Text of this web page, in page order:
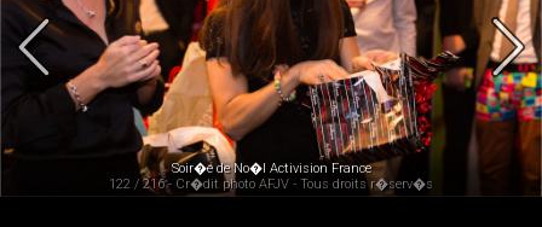
Soir�e de No�l Activision France
122 / 216 - Cr�dit photo AFJV - Tous droits r�serv�s